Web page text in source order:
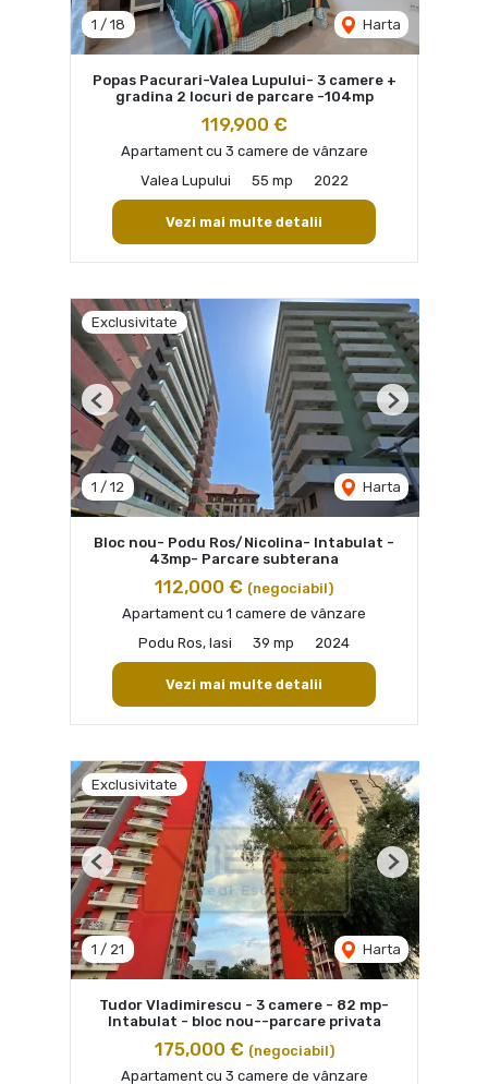
1 / 18 Harta
Popas Pacurari-Valea Lupului- 3 camere +
gradina 2 locuri de parcare -104mp
119,900 €
Apartament cu 3 camere de vânzare
Valea Lupului
55 mp 2022
Vezi mai multe detalii
Exclusivitate
1 / 12 Harta
Previous Next
Bloc nou- Podu Ros/Nicolina- Intabulat -
43mp- Parcare subterana
112,000 € (negociabil)
Apartament cu 1 camere de vânzare
Podu Ros, Iasi
39 mp 2024
Vezi mai multe detalii
Exclusivitate
1 / 21 Harta
Previous Next
Tudor Vladimirescu - 3 camere - 82 mp-
Intabulat - bloc nou--parcare privata
175,000 € (negociabil)
Apartament cu 3 camere de vânzare